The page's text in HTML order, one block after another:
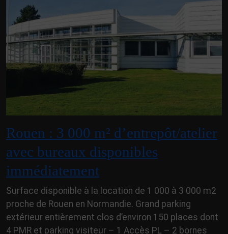
Rouen : 3 000 m² d’entrepôt/atelier
avec bureaux disponibles
immédiatement
Surface disponible à la location de 1 000 à 3 000 m2
proche de Rouen en Normandie. Grand parking
extérieur entièrement clos d’environ 150 places dont
4 PMR et parking visiteur – 1 Accès PL – 2 bornes